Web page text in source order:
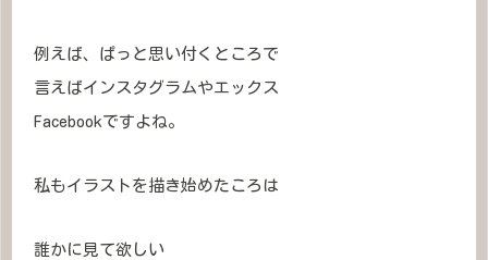
例えば、ぱっと思い付くところで
言えばインスタグラムやエックス
Facebookですよね。
私もイラストを描き始めたころは
誰かに見て欲しい